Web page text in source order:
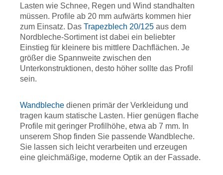
Lasten wie Schnee, Regen und Wind standhalten
müssen. Profile ab 20 mm aufwärts kommen hier
zum Einsatz. Das Trapezblech 20/125 aus dem
Nordbleche-Sortiment ist dabei ein beliebter
Einstieg für kleinere bis mittlere Dachflächen. Je
größer die Spannweite zwischen den
Unterkonstruktionen, desto höher sollte das Profil
sein.
Wandbleche dienen primär der Verkleidung und
tragen kaum statische Lasten. Hier genügen flache
Profile mit geringer Profilhöhe, etwa ab 7 mm. In
unserem Shop finden Sie passende Wandbleche.
Sie lassen sich leicht verarbeiten und erzeugen
eine gleichmäßige, moderne Optik an der Fassade.